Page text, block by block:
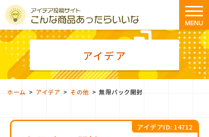
アイデア
ホーム > アイデア > その他 > 無限パック開封
アイデアID: 14712